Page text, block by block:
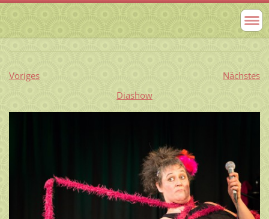
Voriges
Nächstes
Diashow